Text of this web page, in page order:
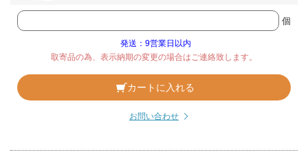
個
発送：9営業日以内
取寄品の為、表示納期の変更の場合はご連絡致します。
カートに入れる
お問い合わせ